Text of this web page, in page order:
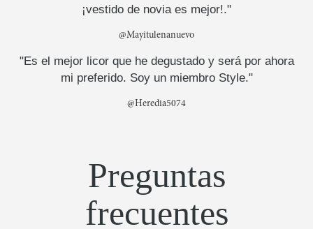
¡vestido de novia es mejor!."
@Mayitulenanuevo
"Es el mejor licor que he degustado y será por ahora
mi preferido. Soy un miembro Style."
@Heredia5074
Preguntas
frecuentes